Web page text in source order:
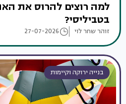
למה רוצים להרוס את
בטביליסי?
זוהר שחר לוי 27-07-2026
בנייה ירוקה וקיימות